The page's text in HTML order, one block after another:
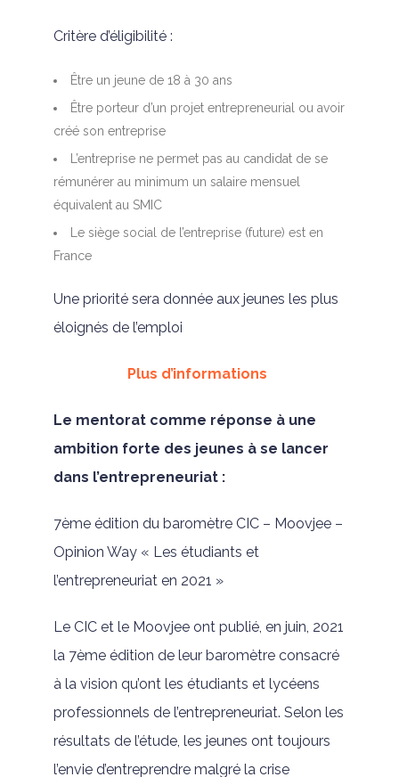
Critère d’éligibilité :
Être un jeune de 18 à 30 ans
Être porteur d’un projet entrepreneurial ou avoir
créé son entreprise
L’entreprise ne permet pas au candidat de se
rémunérer au minimum un salaire mensuel
équivalent au SMIC
Le siège social de l’entreprise (future) est en
France
Une priorité sera donnée aux jeunes les plus
éloignés de l’emploi
Plus d’informations
Le mentorat comme réponse à une
ambition forte des jeunes à se lancer
dans l’entrepreneuriat :
7ème édition du baromètre CIC – Moovjee –
Opinion Way « Les étudiants et
l’entrepreneuriat en 2021 »
Le CIC et le Moovjee ont publié, en juin, 2021
la 7ème édition de leur baromètre consacré
à la vision qu’ont les étudiants et lycéens
professionnels de l’entrepreneuriat. Selon les
résultats de l’étude, les jeunes ont toujours
l’envie d’entreprendre malgré la crise